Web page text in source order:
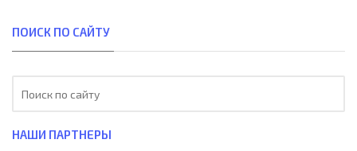
ПОИСК ПО САЙТУ
НАШИ ПАРТНЕРЫ